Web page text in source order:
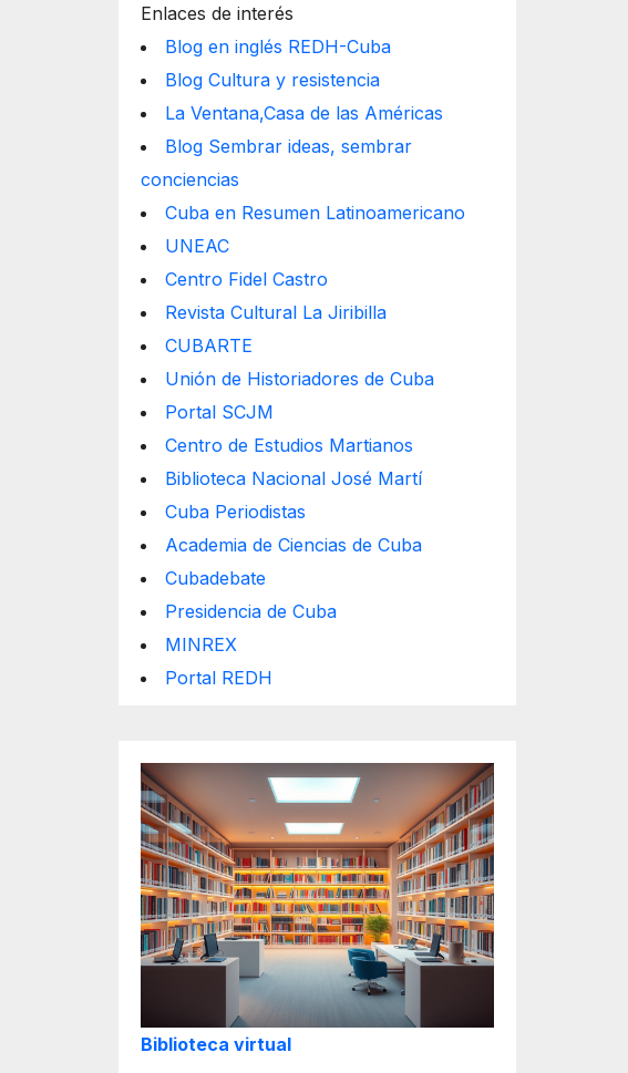
Enlaces de interés
Blog en inglés REDH-Cuba
Blog Cultura y resistencia
La Ventana,Casa de las Américas
Blog Sembrar ideas, sembrar
conciencias
Cuba en Resumen Latinoamericano
UNEAC
Centro Fidel Castro
Revista Cultural La Jiribilla
CUBARTE
Unión de Historiadores de Cuba
Portal SCJM
Centro de Estudios Martianos
Biblioteca Nacional José Martí
Cuba Periodistas
Academia de Ciencias de Cuba
Cubadebate
Presidencia de Cuba
MINREX
Portal REDH
Biblioteca virtual